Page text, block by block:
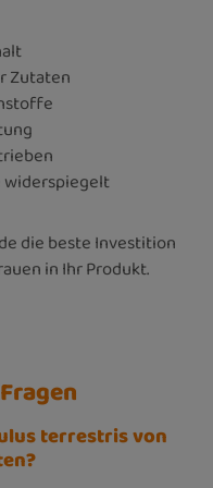
Zutaten
widerspiegelt
die beste Investition
in Ihr Produkt.
terrestris von